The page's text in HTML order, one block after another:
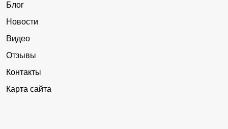
Блог
Новости
Видео
Отзывы
Контакты
Карта сайта